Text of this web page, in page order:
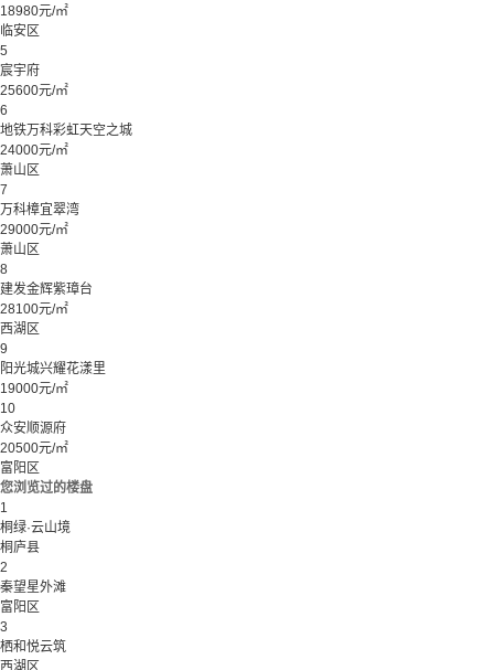
18980元/㎡
临安区
5
宸宇府
25600元/㎡
6
地铁万科彩虹天空之城
24000元/㎡
萧山区
7
万科樟宜翠湾
29000元/㎡
萧山区
8
建发金辉紫璋台
28100元/㎡
西湖区
9
阳光城兴耀花漾里
19000元/㎡
10
众安顺源府
20500元/㎡
富阳区
您浏览过的楼盘
1
桐绿·云山境
桐庐县
2
秦望星外滩
富阳区
3
栖和悦云筑
西湖区